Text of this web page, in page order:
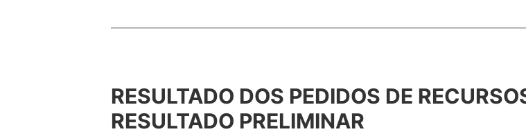
RESULTADO DOS PEDIDOS DE
RESULTADO PRELIMINAR